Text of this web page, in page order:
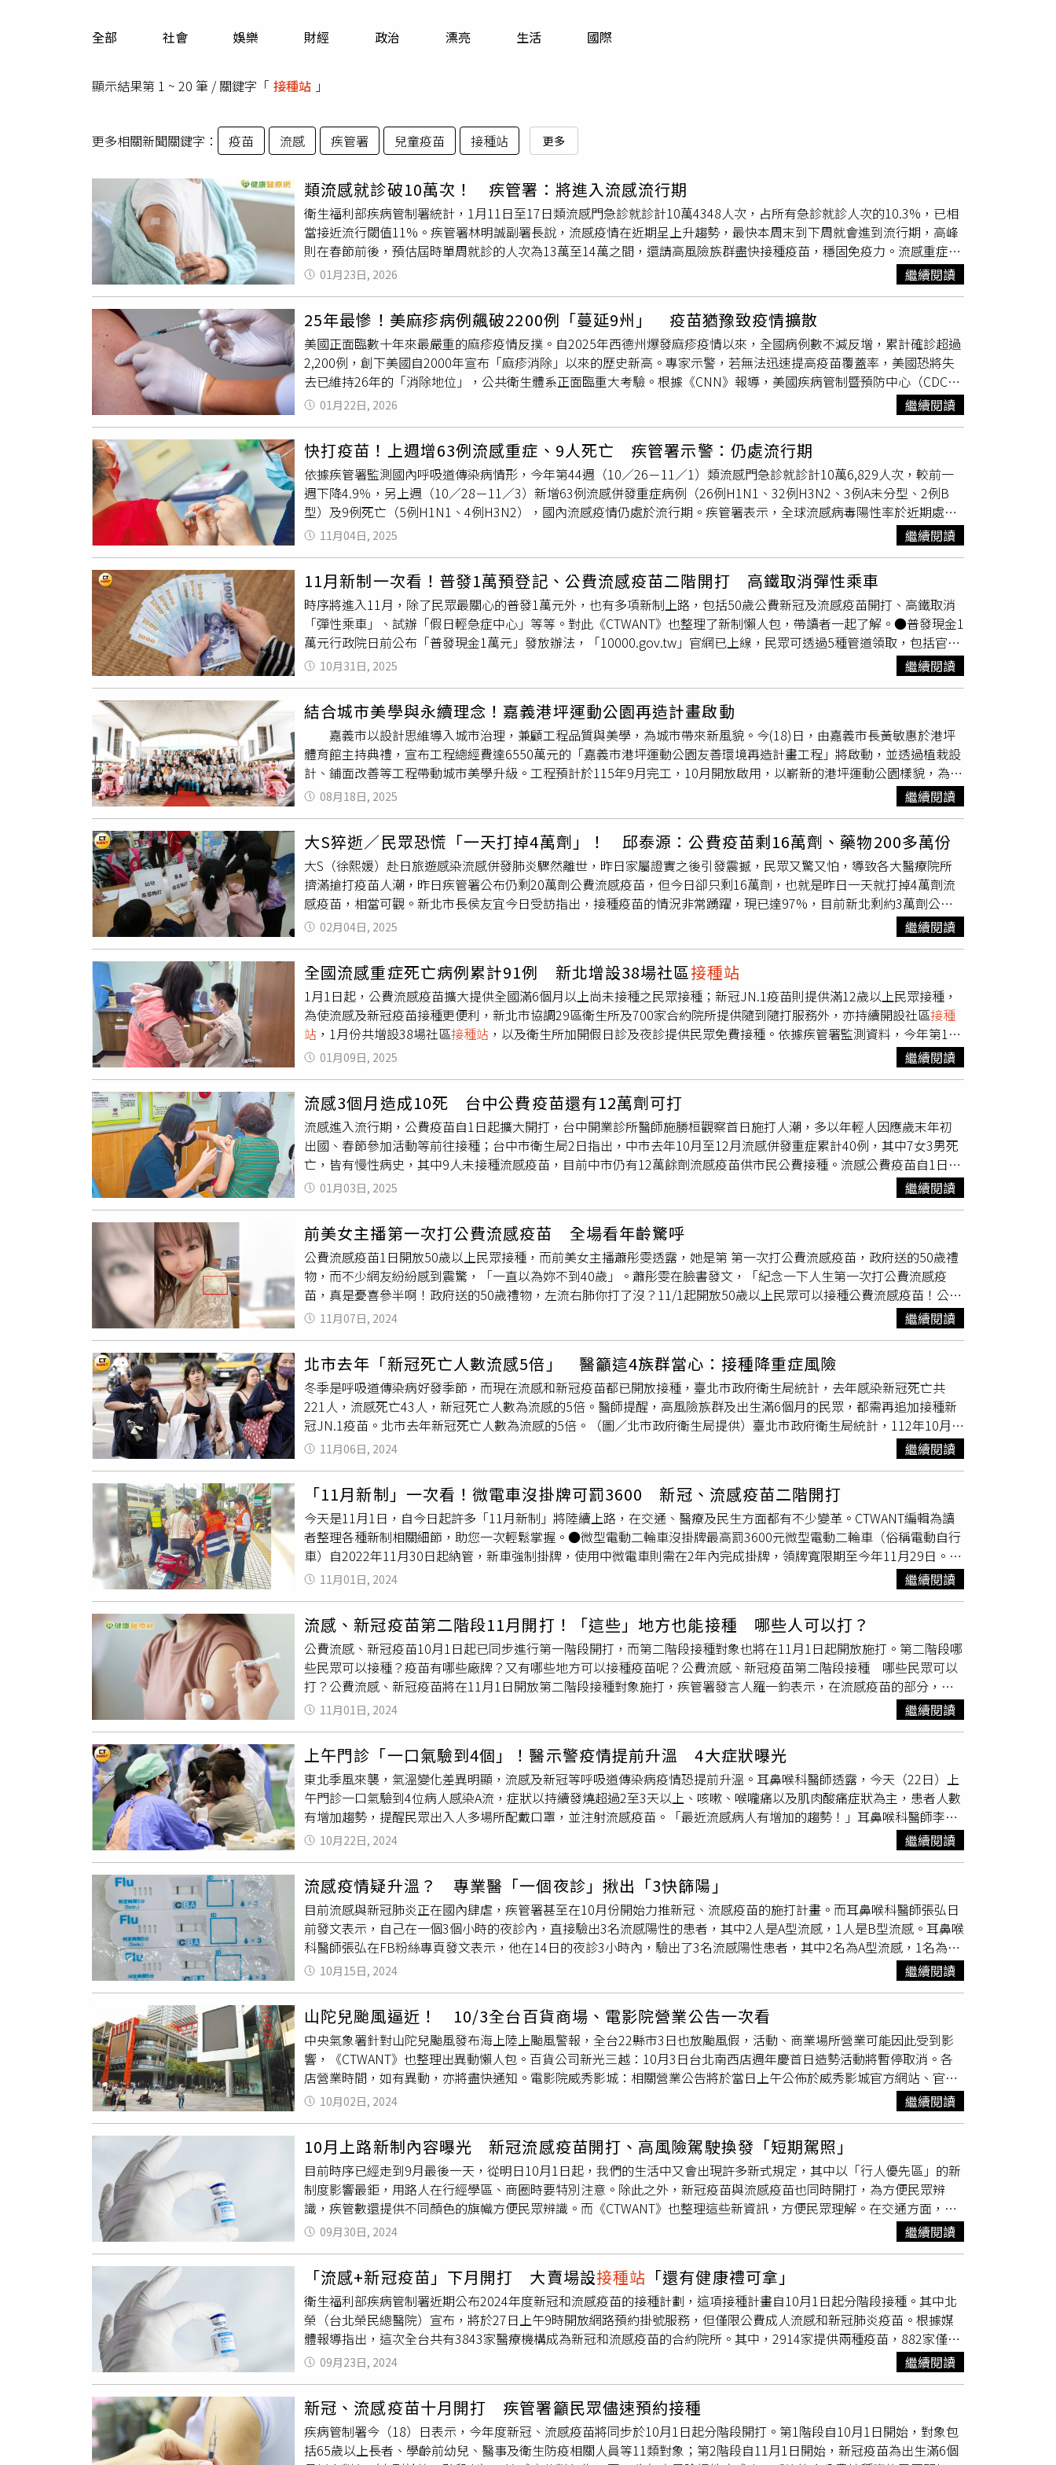
運勢
全部 社會 娛樂 財經 政治 漂亮 生活 國際
顯示結果第 1 ~ 20 筆 / 關鍵字「 接種站 」
更多相關新聞關鍵字： 疫苗 流感 疾管署 兒童疫苗 接種站 更多
類流感就診破10萬次！ 疾管署：將進入流感流行期
衛生福利部疾病管制署統計，1月11日至17日類流感門急診就診計10萬4348人次，占所有急診就診人次的10.3%，已相
當接近流行閾值11%。疾管署林明誠副署長說，流感疫情在近期呈上升趨勢，最快本周末到下周就會進到流行期，高峰
則在春節前後，預估屆時單周就診的人次為13萬至14萬之間，還請高風險族群盡快接種疫苗，穩固免疫力。流感重症1
周增17例 H3N2奪2命疾管署監測資料顯示，1月13日至19日新增17例流感併發重症病例，包含1例A型H1N1、15例A
型H3N2、1例B型，而2例流感併發重症死亡均為感染H3N2，林詠青防疫醫師表示，其中一名死亡個案為東部的60多歲
女性，她本身有慢性肝炎、內分泌和神經系統方面的慢性病，今年1月初出現虛弱無力、呼吸困難的症狀，3天後到醫院
急診就醫，確診A型流感併發肺炎及敗血症，收置加護病房後不見好轉，住院5天後因流感併發呼吸窘迫和肺炎重症過
世。林明誠副署長提醒，1月11日至17日類流感的門急診人次，相較1月4日至10日增加11.9%，急診類流感掛號人次的
占所有類別人次則升到10.3%，非常接近流行閾值11%，最快本周末到下周就會進到疫情流行期，高峰約在春節前後，
預估屆時單周就診的人次為13萬至14萬之間。疾管署疫情中心李佳琳副主任提到，本季流感季累計458例重症病例，其
中重症病例以65歲以上長者占63%，及具慢性病史者占83%為多，87%未接種本季流感疫苗，目前社區中流行的呼吸道
病原體以流感病毒為主，以A型H3N2為多，其次為B型及A型未分型。公費疫苗剩15萬劑 有意接種可打1999或衛生局
專線疾管署統計，截至1月19日，公費流感疫苗接種數約667.6萬人次，全國疫苗尚餘約15.2萬劑，林詠青防疫醫師指
出，近期尾牙聚會活動及臨近春節連假國內外旅遊頻繁，加上日夜溫差變化大，疾病傳播風險增加，而曾感染或接種過
非本季新冠疫苗的保護力，已不足抵抗目前變異株的感染，因此符合公費流感疫苗接種對象民眾，尤其是長者、幼兒跟
慢性病患者應盡速接種，加強對抗主流病毒株免疫力。不過，15.2萬劑疫苗經國內數千處疫苗接種站分配後，當疫苗覆
蓋率提升，各縣市疫苗使用率超過96%，
接種站就會減少，因此有意接種民眾，可先撥打1999專線或各縣市衛生局的防
疫專線，詢問疫苗
等資訊，確保權益。林明誠副署長也說，民眾平時應落實手部清潔、注意飲食衛生，出入人多
擁擠場所建議佩戴口罩、生病在家休息及遵守咳嗽禮節等衛生習慣，若出現呼吸困難、胸痛、意識改變等危險徵兆，應
盡速就醫，並配合醫師指示服藥，以降低併發重症風險。全球流感活動度仍高 以H3N2、H1N1為主疾管署監測資料顯
示，全球流感整體活動度高，鄰近國家和地區包括日本、韓國及香港近期呈下降或波動趨勢，但仍處相對高點，另西、
南、東南亞、歐、北非、中南美洲及加勒比海地區流感陽性率仍高且流感活動上升，全球主要流行型別為H3N2，中南
美洲為H3N2及H1N1共同流行，非洲以H1N1為主。【延伸閱讀】肺鏈病例創5年新高 公費疫苗即日起開打！1劑20價
助增保護力流感變異升溫！醫提醒高齡族群提前評估疫苗接種https://www.healthnews.com.tw/readnews.php?
id=67482
01月23日, 2026 繼續閱讀
25年最慘！美麻疹病例飆破2200例「蔓延9州」 疫苗猶豫致疫情擴散
美國正面臨數十年來最嚴重的麻疹疫情反撲。自2025年西德州爆發麻疹疫情以來，全國病例數不減反增，累計確診超過
2,200例，創下美國自2000年宣布「麻疹消除」以來的歷史新高。專家示警，若無法迅速提高疫苗覆蓋率，美國恐將失
去已維持26年的「消除地位」，公共衛生體系正面臨重大考驗。根據《CNN》報導，美國疾病管制暨預防中心（CDC）
指出，2026年開年僅兩週已新增171例麻疹病例，幾乎相當於過去在「消除狀態」下的一整年總數。疫情自德州擴散至
南卡羅來納州、猶他州、亞利桑那州邊境，並陸續於學校、機場、教堂與商業場所引發群聚傳播風險。南卡羅來納州衛
生部門表示，自2025年秋季疫情爆發以來，該州已累積646例確診，其中88例出現在2026年1月中旬，涵蓋小學、中學
與大學校園。美國CDC進一步指出，目前已有至少9州出現確診病例，疫情明顯擴散至多個地區。專家一致認為，疫苗接
種率不足是疫情惡化的根本原因。CDC數據顯示，2025年所有通報病例中，逾95%發生在未完成兩劑MMR（麻疹、腮腺
炎、德國麻疹混合）疫苗接種者身上。近年來，美國幼兒園學生的疫苗豁免申請創下歷史新高，導致MMR疫苗覆蓋率已
連續五年低於95%的防疫目標。費城兒童醫院疫苗教育中心主任奧菲特（Paul Offit）指出，疫苗的成功反而讓人遺忘了
麻疹的危險。他表示：「大眾對疾病的記憶已被抹去，才會導致疫苗猶豫日益普遍。」除了個人信仰與誤解導致的拒打
疫苗，美國公共衛生系統還面臨來自政府內部的挑戰。前CDC高層達斯卡拉基斯（Demetre Daskalakis）批評，美國公
共衛生系統早已「住進加護病房」。他指出，反疫苗言論透過社群網路快速擴散，形成資訊同溫層。衛生及公共服務部
部長小羅勃．甘迺迪（Robert F. Kennedy Jr.）近期推動減少兒童疫苗數量的新時程安排，儘管官方表示未更動MMR疫
苗建議，仍引發專家憂慮，恐再度削弱民眾信任。世界衛生組織（WHO）與泛美衛生組織（PAHO）預計於2026年4月
審查美國是否仍符合「麻疹消除」條件。根據標準，若一國出現持續12個月以上的社區傳播，即會喪失該地位。加拿大
已於2025年因疫情擴散而失去維持27年的「清零認證」，墨西哥疫情亦急遽升溫，正列入評估名單中。儘管南卡等地已
啟用行動 接種站，民眾反應依舊冷淡。專家憂心，隨著病例總數上升，重症與死亡風險勢必提高。瑞佛斯博士（Caitlin
Rivers）強調：「美國擁有所有可以遏止疫情的工具，但唯有當家庭重新認知疫苗的重要性，才有機會扭轉現況。」她
指出，若無法在短期內扭轉疫苗信心危機，麻疹將不再是「偶發疾病」，而可能成為美國中長期面對的常態傳染威脅。
美國麻疹疫苗接種率連續五年低於95%，多數病例為未接種者。 （圖／翻攝自X，@CTVNews）
01月22日, 2026 繼續閱讀
快打疫苗！上週增63例流感重症、9人死亡 疾管署示警：仍處流行期
依據疾管署監測國內呼吸道傳染病情形，今年第44週（10／26－11／1）類流感門急診就診計10萬6,829人次，較前一
週下降4.9％，另上週（10／28－11／3）新增63例流感併發重症病例（26例H1N1、32例H3N2、3例A未分型、2例B
型）及9例死亡（5例H1N1、4例H3N2），國內流感疫情仍處於流行期。疾管署表示，全球流感病毒陽性率於近期處低
點穩定，流行型別以A型為多，亞洲鄰近國疫情上升，主要流行型別為A（H3N2），其中日本、韓國、中國近期活動度
及陽性率皆上升趨勢，香港持續處高點；歐洲及北美洲地區亦呈上升趨勢，流行型別則為A（H1N1）及A（H3N2）。疾
管署說明，國內新冠疫情目前處低點波動，第44週新冠門急診就診計1,398人次，與前一週相當，主流變異株為
NB.1.8.1。全球近期新冠病毒陽性率呈上升趨勢，西太平洋、歐洲、及非洲區署陽性率增加；鄰近國家／地區中國、香
港、日本、韓國、泰國疫情下降或處低點，另英國疫情呈下降趨勢。目前流行變異株以XFG占比最高，其次為
NB.1.8.1，鄰近國家/地區如中國、香港、日本、韓國仍以NB.1.8.1占比為高。疾管署指出，今年度公費流感及新冠疫苗
已於11月1日起開放第二階段50至64歲無高風險慢性病成人接種，因應今年度接種情形踴躍，提醒符合第一階段公費資
格而尚未接種的65歲以上長者等11類對象，儘速前往合約院所完成接種，以儘早獲得免疫保護力，降低感染後發生重症
及死亡風險。另自今年11月12日起，再新增提供Novavax JN.1疫苗，屆時國內可供應莫德納 LP.8.1及Novavax JN.1兩
種不同製程的公費新冠疫苗，均安全有效，滿12歲以上且尚未接種的公費對象可擇一廠牌接種，而滿6個月以上至11歲
的公費對象依疫苗核准適應症，則可接種莫德納 LP.8.1疫苗，請符合公費資格之民眾儘速完成接種，以及早強化保護
力。疾管署統計，截至今年11月3日，公費流感疫苗接種數約477.8萬人次，國內新冠疫苗接種累計約106.1萬人次，均
約為去年同期的1.2倍。因疫苗接種約需2週的時間才能獲得足夠保護力，請民眾儘早前往合約院所接種，及早預防及減
少感染及相關併發症發生風險。今年約有4,400餘家接種合約院所，另全聯、大全聯及家樂福亦於指定門市及時段設置疫
苗 接種站。
11月04日, 2025 繼續閱讀
11月新制一次看！普發1萬預登記、公費流感疫苗二階開打 高鐵取消彈性乘車
時序將進入11月，除了民眾最關心的普發1萬元外，也有多項新制上路，包括50歲公費新冠及流感疫苗開打、高鐵取消
「彈性乘車」、試辦「假日輕急症中心」等等。對此《CTWANT》也整理了新制懶人包，帶讀者一起了解。●普發現金1
萬元行政院日前公布「普發現金1萬元」發放辦法，「10000.gov.tw」官網已上線，民眾可透過5種管道領取，包括官網
登記入帳、直接入帳、ATM直接領現、郵局櫃檯領取、偏遠地區造冊發放。官網11月5日起開放登記，最快11月12日入
帳；而符合特定身分的11類人，如已領勞保年金、國民年金或老農津貼者，不用做任何動作，11月12日就會把錢直接匯
入帳戶；造冊發放也是11月12日開始；ATM領現於11月17日開放；郵局臨櫃領現則在11月24日啟動。●50歲公費新
冠、流感疫苗開打第二階段公費流感及新冠疫苗將於11月1日開放接種，50至64歲無高風險慢性病成人等公費對象可前
往施打，全台各地之全聯、大全聯（共約120家門市）及家樂福（約32家門市）也將擇日設置疫苗接種站，方便民眾接
種疫苗，完成接種者有機會獲得門市準備的健康好禮。此外，疾管署表示，因流感疫情仍處流行期，公費流感抗病毒藥
劑擴大使用條件「有類流感症狀，且具特定身分之流感高傳播族群」的適用期間，由原本規劃的「10月1日至10月31日
止」延長至「11月15日止」。●高鐵取消「彈性乘車」過去高鐵可持票進站提早搭乘較早班次的自由座，卻造成座位浪
費，影響其他人乘車品質為維護整體搭乘秩序與品質，因此高鐵在11月10日起將取消「提前乘車彈性機制」，持對號座
車票的旅客不得再以人工方式改搭較早車次，若有需要提前進站的對號座旅客，須依規定「先行完成換票」。●「假日
輕急症中心」上路為緩解大型醫院急診壅塞，衛福部借鏡日本開設「假日輕急症中心」（Urgent Care Center），專門
處理輕症病人，目前6都共有13個地點，包括台北3家、新北2家、桃園4家、台中2家、台南和高雄各1家，將於11月2日
試行上路，試辦到明年底。●試管嬰兒補助再加碼衛福部國健署公布「不孕症試管嬰兒補助3.0」方案，11月1日起正式
生效，希望能減緩不孕夫妻的經濟負擔。若受補助者未滿39歲，各胎第1次最高補助15萬元，各胎第2、3次最高10萬
元，且最多植入1個胚胎；39歲至未滿45歲，首次高補助13萬元，第2、3次各8萬元，最多可植入2個胚胎。●地價稅開
徵地價稅於11月1日開徵，全國預估開徵戶數約924萬戶、稅額約986億元。地價稅原訂繳納期限至11月30日，因期限末
日適逢假日，依法順延至12月1日止。財政部賦稅署提醒納稅人務必按時繳納，每逾期3天將加徵1%滯納金，最重可達
10%，還可能遭強制執行或查封財產。
10月31日, 2025 繼續閱讀
結合城市美學與永續理念！嘉義港坪運動公園再造計畫啟動
嘉義市以設計思維導入城市治理，兼顧工程品質與美學，為城市帶來新風貌。今(18)日，由嘉義市長黃敏惠於港坪
體育館主持典禮，宣布工程總經費達6550萬元的「嘉義市港坪運動公園友善環境再造計畫工程」將啟動，並透過植栽設
計、鋪面改善等工程帶動城市美學升級。工程預計於115年9月完工，10月開放啟用，以嶄新的港坪運動公園樣貌，為嘉
義市西區大發展注入綠意與動能。 黃敏惠市長表示，港坪運動公園是深愛許多市民喜愛的運動空間，港坪體育館更
開設的重要
空間，承載許多市民回憶。為了讓這座兼負休憩、運動賽事舉辦等複合型功能的公園及運動場館能與時俱進，為市民帶
來更優質、友善的空間，市府團隊積極規劃場館與公園的改善。（圖片提供／嘉義市政府）黃敏惠市長說明，很高興市
府團隊在籌備在港坪公園規畫景觀改善之際，得知經濟部的城市美學計畫正向全國徵件，在市府團隊積極規劃爭取，送
取2案全數獲選，成為全國12案中的重要2案工程，與匯聚台灣頂尖設計人才的台灣設計研究院合作，為港坪公園帶來新
風貌。未來，工程總經費達6550萬的嘉義市港坪運動公園友善環境再造計畫將以分期施工方式，逐步打造永續、富有生
命力美感的運動公園。2021台灣設計展在嘉義市舉辦，設計展結束後，將設計思維導入城市治理的影響力仍蓬勃發展，
成為創新動力。「港坪運動公園友善環境再造計畫工程」讓城市美學融入教育、扎根於生活，相信會為城市帶來更美好
的改變。（圖片提供／嘉義市政府）台灣設計研究院院長張基義今日出席典禮並分享，城市美學計畫緣起，與2021年嘉
義市舉辦台灣設計展有密切關係，當年嘉義市成功策展，讓經濟部看見中央與地方除了合作辦展外，可以有更深刻的合
作。城市美學計畫不只是一般的專案工程，更是結合美學、景觀、建築及燈光、品牌等跨領域的整合工程。嘉義市從舉
辦設計展以來，未曾停止創新腳步，相信港坪公園會是歷史新頁，將帶動嘉義市的城市美學更加提升。市府教育處長郭
添財處長提到，原先工程規劃是將港坪體育館周圍地坪進行更新，工程經費約850萬元，時至112年10月份，黃敏惠市長
指示景觀、地坪、照明及美學意象，應進行整體規劃，以打造專屬嘉義市的運動美學地標，後續至113年5月由台灣設計
研究院、蔡嘉豪建築師事務所等團隊加入及協助，擘劃此次工程的願景與目標，並於114年2月份完成審查，並於114年6
月完成工程發包，8月11日申報開工，後續將指示體育場戮力推進，如實如質如度的完工。 嘉義市立體育場張家羽
場長指出，本次工程以融入城市美學的理念，打造嘉義市永續運動地標為目標。透過植栽設計、鋪面改善、及步行空間
的建置，以及品牌指標CIS設計、照明設施的優化，將運動休閒環境再升級，包含打造木都美感的綠林大道、綠意盎然的
市民廣場、森林意象的活力廊道以及運動休閒的綠蔭廊道，結合運動休閒、低碳永續、人文氣息，以實踐運動永續的政
策目標。（圖片提供／嘉義市政府）今日典禮，由黃敏惠市長所帶領的市府團隊、嘉義市議會議長陳姿妏及多位議員、
里長等民意代表，以及設研院長張基義、建築師蔡嘉豪及工程團隊藤淦營造等人共同按下宣誓工程啟動的按鈕，共同見
證歷史新頁，為工程送上祝福。
08月18日, 2025 繼續閱讀
大S猝逝／民眾恐慌「一天打掉4萬劑」！ 邱泰源：公費疫苗剩16萬劑、藥物200多萬份
大S（徐熙媛）赴日旅遊感染流感併發肺炎驟然離世，昨日家屬證實之後引發震撼，民眾又驚又怕，導致各大醫療院所
擠滿搶打疫苗人潮，昨日疾管署公布仍剩20萬劑公費流感疫苗，但今日卻只剩16萬劑，也就是昨日一天就打掉4萬劑流
感疫苗，相當可觀。新北市長侯友宜今日受訪指出，接種疫苗的情況非常踴躍，現已達97%，目前新北剩約3萬劑公費
流感疫苗，新北市衛生局表示，預計9日下午在新莊宏匯廣場開設流感、新冠疫苗
。衛福部長邱泰源今天出席記
者會時也被詢問流感疫苗存量，他表示目前公費流感疫苗仍有約16萬劑，盼讓年長等高危險群優先接種，抗流感藥物備
有200多萬份，相當充足。若民眾有需要，衛福部疾病管制署已在網站公布哪裡有公費疫苗。（衛生福利部疾病管制署 -
流感防治一網通）邱泰源強調，抗流感藥物備有200多萬份，防疫一定要公私協力，過去COVID-19（2019冠狀病毒疾
病）抗疫也是這樣才成功，政府會努力，所有醫療院所跟藥物準備妥當充足，相信可以度過難關，請民眾安心。預計疫
情下周或下下周，將逐漸平穩。邱泰源不忘提醒醫療院所要提高警覺，尤其對於回國民眾或身旁有得過流感的民眾，應
多注意自己身體症狀，若有身體不適，特別是高燒持續兩、三天，或是呼吸不順等，所有醫療院所都可以診治。關心食
安、健康的朋友們別錯過~！LINE社群搜尋：健康一把抓加入我們，立刻掌握全家大小的健康與秒懂食安地雷，還有獨
02月04日, 2025 繼續閱讀
全國流感重症死亡病例累計91例 新北增設38場社區接種站
1月1日起，公費流感疫苗擴大提供全國滿6個月以上尚未接種之民眾接種；新冠JN.1疫苗則提供滿12歲以上民眾接種，
為使流感及新冠疫苗接種更便利，新北市協調29區衛生所及700家合約院所提供隨到隨打服務外，亦持續開設社區接種
站 ，1月份共增設38場社區接種站 ，以及衛生所加開假日診及夜診提供民眾免費接種。依據疾管署監測資料，今年第1周
類流感門急診就診約12萬7000人次，疫情呈上升趨勢，處流感流行期。全國去年10月起至今年1月6日，累計412例流感
併發重症病例，年齡層以65歲以上長者為多，死亡病例累計91例，死亡數為近十個流感季同期最高。新冠併發重症本土
病例累計436例，其中95例死亡，流感及新冠死亡病例中未接種過流感疫苗以及新冠疫苗高達9成。研究顯示接種疫苗是
預防疾病最有效的方法，接種後約2週後開始產生保護力，呼籲符合公費流感疫苗及新冠疫苗資格民眾儘速前往接種。
衛生局提醒，歲末年初大型活動多以及春節連續假期、探親旅遊等活動頻繁，呼吸道病毒感染風險增加，呼籲民眾應儘
速完成流感及新冠疫苗接種，並落實個人防疫措施、勤洗手，有症狀自主佩戴口罩，並在家休息，減少病毒傳播機會，
保護家人及朋友。
01月09日, 2025 繼續閱讀
流感3個月造成10死 台中公費疫苗還有12萬劑可打
流感進入流行期，公費疫苗自1日起擴大開打，台中開業診所醫師施勝桓觀察首日施打人潮，多以年輕人因應歲末年初
出國、春節參加活動等前往接種；台中市衛生局2日指出，中市去年10月至12月流感併發重症累計40例，其中7女3男死
亡，皆有慢性病史，其中9人未接種流感疫苗，目前中市仍有12萬餘劑流感疫苗供市民公費接種。流感公費疫苗自1日起
擴大開打，施勝桓2日表示，首日診所接種人數將近50人，幾乎都是年輕人，推測長者多已接種完成，此次接種的年輕
人因準備出國、春節活動多怕被傳染等因素居多，還有人因常感冒而接種疫苗預防等。他並提醒，近期門診流感就診數
增加，以高燒、痠痛、極度倦怠等3大症狀最多，若民眾出現疑似症狀請盡速就醫。適逢春節前各項聚會活動陸續舉
行，且為呼吸道傳染病流行季節，台中市衛生局指出，去年10月起至12月30日止，全國流感併發重症累計369例，其中
85例死亡，而中市流感併發重症累計40例，其中10例（7女3男）死亡，死亡個案年齡介於40多歲至90多歲，皆有慢性
病史，其中9位未接種流感疫苗，出現呼吸喘、肌肉痠痛等症狀就醫。衛生局指出，中市流感疫苗剩餘約12萬餘劑，提
供年滿6個月以上市民公費接種。台中市各區衛生所即日起陸續在4、5、11、12和18日提供假日、夜間門診接種服務，
詳情可至網站查詢；另「最美
則在1月26日前，每周六下午1時至5時、周日上午8時至
01月03日, 2025 繼續閱讀
前美女主播第一次打公費流感疫苗 全場看年齡驚呼
公費流感疫苗1日開放50歲以上民眾接種，而前美女主播蕭彤雯透露，她是第 第一次打公費流感疫苗，政府送的50歲禮
物，而不少網友紛紛感到震驚，「一直以為妳不到40歲」。蕭彤雯在臉書發文，「紀念一下人生第一次打公費流感疫
苗，真是憂喜參半啊！政府送的50歲禮物，左流右肺你打了沒？11/1起開放50歲以上民眾可以接種公費流感疫苗！公費
新冠疫苗則開放全民（年滿6個月以上）接種喔。」此文一出，不少人紛紛留言「哎呀這麼快就輪到50歲的長者，蕭彤
雯真的不像符合資格啦」、「一直以為妳不到40歲」、「我打完流感隔天就生病了，連續兩年都這樣，不知道有沒有相
關性」、「還是跟在華視播氣象一個樣啊」、「這算是福利」。疾管署1日表示，公費流感及JN.1新冠疫苗第二階段開
打。本階段開放接種對象包括：流感疫苗為50至64歲無高風險慢性病成人及JN.1新冠疫苗為出生滿6個月以上之民眾
（未列於第一階段者）。今（113）年度流感及JN.1新冠疫苗同步分階段施打，為提高疫苗接種率，疾管署再度與全聯
福利中心及各縣市衛生局攜手合作，於全聯及大潤發指定門市設置接種站，方便民眾就近施打疫苗。
11月07日, 2024 繼續閱讀
北市去年「新冠死亡人數流感5倍」 醫籲這4族群當心：接種降重症風險
冬季是呼吸道傳染病好發季節，而現在流感和新冠疫苗都已開放接種，臺北市政府衛生局統計，去年感染新冠死亡共
221人，流感死亡43人，新冠死亡人數為流感的5倍。醫師提醒，高風險族群及出生滿6個月的民眾，都需再追加接種新
冠JN.1疫苗。北市去年新冠死亡人數為流感的5倍。（圖／北市政府衛生局提供）臺北市政府衛生局統計，112年10月至
113年9月，北市感染新冠死亡共221人，流感死亡43人，新冠死亡人數為流感的5倍。113年10月1至31日北市已新增2
例新冠併發重症死亡病例，2例皆為90歲以上長者，具有心血管及腦血管慢性病史，且均未接種新冠JN.1疫苗。台灣感
染症醫學會張峰義理事長呼籲，65歲以上長者及患有心血管疾病、糖尿病、腎臟病等慢性共病患者，如感染新冠或流感
病毒，均會加重原本疾病之嚴重度，研究顯示接種新冠及流感疫苗均可降低心血管疾病患者重症風險。因此高風險族群
及出生滿6個月的民眾，都需再追加接種新冠JN.1疫苗。北市衛生局說明，感染新冠與流感症狀相似，這兩類疾病較容
易出現全身性症狀，對於青壯年仍有可能影響上班、上課，有肥胖及慢性病患者也有可能引起重症及死亡的風險。雖然
多數民眾已接種4至6劑新冠疫苗，但因新冠病毒持續變異，過去接種新冠疫苗對其變異株已不具保護力。自11月1日
起，出生滿6個月以上民眾，可接種新冠JN.1疫苗，50歲以上可接種流感疫苗。符合公費接種資格者，建議「左流右
新」同時接種雙疫苗以提升保護力。北市衛生局表示，今年10月1日至11月4日，北市已接種流感疫苗44萬劑，佔採購流
感疫苗使用率6成，新冠疫苗接種5.1萬劑。為提供可近性服務，北市11月起再設置免費疫苗接種站，包含北市捷運站50
場、社區290場提供公費新冠及流感疫苗接種，亦可洽北市379家合約醫療院所接種。
11月06日, 2024 繼續閱讀
「11月新制」一次看！微電車沒掛牌可罰3600 新冠、流感疫苗二階開打
今天是11月1日，自今日起許多「11月新制」將陸續上路，在交通、醫療及民生方面都有不少變革。CTWANT編輯為讀
者整理各種新制相關細節，助您一次輕鬆掌握。●微型電動二輪車沒掛牌最高罰3600元微型電動二輪車（俗稱電動自行
車）自2022年11月30日起納管，新車強制掛牌，使用中微電車則需在2年內完成掛牌，領牌寬限期至今年11月29日。11
月30日起，若未依規定領牌並投保強制險上路者，將依《道路交通管理處罰條例》第77-1條，處1200至3600元罰鍰，
並移置保管車輛。●17條國道客運路線最多漲30元國道客運票價陸續調漲，據交通部公路局統計，11月起全台將有17條
國道客運路線調漲，漲幅為1至30元不等。●高鐵周末短期增班因應年底大型活動多，旅運需求旺盛，台灣高鐵宣布自
11月1日起至12月29日之周末，將實施「短期增班」，每周末增開27至33班次，總計9個周末共增開273班次列車。●新
冠、流感疫苗第二階段開打，全聯、大潤發2門市可接種公費流感及新冠疫苗今（1日）起開放第二階段接種，公費流感
疫苗開放至50歲以上民眾，公費新冠疫苗開放全民（滿6個月以上）接種。同時全台全聯74門市及大潤發2門市（台北內
湖、高雄鳳山）將加入「左流右新」接種站設置，並提供前100名接種民眾健康禮品，鼓勵民眾踴躍接種。（圖／疾管
署提供）（圖／疾管署提供）●40年老藥「百憂解」退出台灣40年老牌抗憂鬱症藥物「百憂解」供應商藥廠禮來公司日
前聲明，即將退出台灣，於11月1日起停止供貨，最快今日停止健保申報。藥廠日前還發聲明表示，基於公司策略調
整，將於今年底全球停止生產百憂解。食藥署表示，國內已於今年9月起停止供應該款藥物，不過目前國內還有其他5款
同成份、同含量的藥物可替代。●台北車站紅線大廳改造，1日起封閉B3層部分穿堂台北捷運公司投入1.5億元改造淡水
信義線台北車站B3層大廳，今日起進行第一階段改造工程，封閉淡水信義線往板南線B3層穿堂部分區域及該處閘門，保
留另一側通道通行，旅客可從台鐵、高鐵交界處閘門或旅客詢問處旁閘門進出車站。●高雄市捷運、輕軌1日起取消電
子票證85折優惠高雄捷運公司說明，現行「電子票證85折優惠」是高捷2008年營運初期，為配合政府推廣電子票證政策
所實施的行銷措施，已超過16年未調。現階段電子票證及多元支付使用率已達96％，考量高捷經營成本逐年攀升，決定
自11月1日起取消電子票證優惠，恢復原價收費。
11月01日, 2024 繼續閱讀
流感、新冠疫苗第二階段11月開打！「這些」地方也能接種 哪些人可以打？
公費流感、新冠疫苗10月1日起已同步進行第一階段開打，而第二階段接種對象也將在11月1日起開放施打。第二階段哪
些民眾可以接種？疫苗有哪些廠牌？又有哪些地方可以接種疫苗呢？公費流感、新冠疫苗第二階段接種 哪些民眾可以
打？公費流感、新冠疫苗將在11月1日開放第二階段接種對象施打，疾管署發言人羅一鈞表示，在流感疫苗的部分，第
二階段將會下修到50歲以上的民眾都可以接種，而新冠疫苗的部分，民眾只要是年滿6個月以上都可以接種。另外在11
月1日以前，陪同第一階段對象接種疫苗的民眾如果是第二階段對象，也可以同時接種新冠疫苗，及早獲得保護力，降
低感染COVID-19後發生重症和死亡風險。根據疾管署統計，截至10月21日止，公費流感疫苗接種數已有約266.3萬人
次，公費新冠疫苗則已累計接種數58.2萬人次。羅一鈞發言人認為，11月1日第二階段開打後，將會再有一波明顯的打
氣出現。公費新冠、流感疫苗有哪些廠牌？ 適用對象為何？今年公費新冠疫苗病毒株為JN.1，接種廠牌為莫德納，至
於公費流感疫苗則有5家廠牌，包含：國光流感疫苗：提供滿3歲以上使用。賽諾菲流感疫苗：提供滿6個月以上使用。
GSK流感疫苗：提供滿6個月以上使用。東洋流感疫苗：提供滿6個月以上使用。高端流感疫苗：提供滿3歲以上使用。
哪些地方可以接種？ 除醫療院所「這些」地方也可打欲接種流感、新冠疫苗的民眾，可以先透過各地方政府衛生局網
頁、疾管署流感防治一網通（https://antiflu.cdc.gov.tw/）、疾管家或1922防疫諮詢專線，查詢鄰近合約院所，再打電
話到院所詢問預約，以確保可施打到疫苗，也能節省排隊等候的時間。除了醫療院所以外，羅一鈞發言人表示，11月1
日開始，全聯74家門市及大潤發2家門市也會設置接種站加入接種行列，在接種時也會提供小禮物，像是礦泉水或ˋ水果
等，鼓勵民眾接種疫苗。
11月01日, 2024 繼續閱讀
上午門診「一口氣驗到4個」！醫示警疫情提前升溫 4大症狀曝光
東北季風來襲，氣溫變化差異明顯，流感及新冠等呼吸道傳染病疫情恐提前升溫。耳鼻喉科醫師透露，今天（22日）上
午門診一口氣驗到4位病人感染A流，症狀以持續發燒超過2至3天以上、咳嗽、喉嚨痛以及肌肉酸痛症狀為主，患者人數
有增加趨勢，提醒民眾出入人多場所配戴口罩，並注射流感疫苗。「最近流感病人有增加的趨勢！」耳鼻喉科醫師李典
憲表示，今天早上門診一下就驗到4位A流病人，昨天晚上門診也驗到3個，「這些病人的症狀以持續發燒（超過2－3天
以上）、咳嗽、喉嚨痛以及肌肉酸痛症狀為主。有幾位流感病人在一開始有症狀時有先去看醫生，但吃了症狀藥還是反
覆發燒而再次就診，結果快篩一驗就是流感。」醫師提到，其中幾位流感病人是未滿5歲的小朋友，他隨即開立公費抗
病毒藥給予治療，「天氣轉涼，開始進入流感的季節，除了早晚注意保暖、出入人多場所配戴口罩，更重要的，還是建
議大家無論公費還是自費流感疫苗趕快打起來，增加自我保護力、降低感染風險」。另外，疾管署指出，113年度公費
流感及新冠疫苗已於10月1日起分階段開打，11月1日將開放第二階段接種對象施打，今年度將持續與全聯福利中心及各
縣市衛生局合作，於全聯及大潤發指定門市設置接種站，方便民眾就近施打疫苗，民眾可依設站門市公告之接種時間前
往施打。
10月22日, 2024 繼續閱讀
流感疫情疑升溫？ 專業醫「一個夜診」揪出「3快篩陽」
目前流感與新冠肺炎正在國內肆虐，疾管署甚至在10月份開始力推新冠、流感疫苗的施打計畫。而耳鼻喉科醫師張弘日
前發文表示，自己在一個3個小時的夜診內，直接驗出3名流感陽性的患者，其中2人是A型流感，1人是B型流感。耳鼻喉
科醫師張弘在FB粉絲專頁發文表示，他在14日的夜診3小時內，驗出了3名流感陽性患者，其中2名為A型流感，1名為B
型流感。這些患者的症狀包括高燒、全身酸痛、倦怠以及咳嗽，比一般感冒的症狀更加嚴重，張弘醫師也在第一時間給
予克流感藥物進行治療。張弘醫師解釋，上週的流感病例數量相對較少，平均一天只驗出一到兩位流感陽性，但14日的
並勤洗手，若出現高燒、酸痛等流感症狀，應立即戴口罩就醫，避免疫情進一步擴散。據了解，疾管署在10月份大力推
行新冠、流感的疫苗接種，新冠JN.1疫苗和流感疫苗從1日起分階段開打。疾管署為3,843家合約院所提供不同顏色的旗
幟，以便民眾識別：藍色旗幟代表同時提供兩種疫苗，紫色僅提供流感疫苗，綠色則僅提供新冠疫苗。為方便民眾接
種，11月起全聯和大潤發等賣場也將設立接種站。
10月15日, 2024 繼續閱讀
山陀兒颱風逼近！ 10/3全台百貨商場、電影院營業公告一次看
中央氣象署針對山陀兒颱風發布海上陸上颱風警報，全台22縣市3日也放颱風假，活動、商業場所營業可能因此受到影
響，《CTWANT》也整理出異動懶人包。百貨公司新光三越：10月3日台北南西店週年慶首日造勢活動將暫停取消。各
店營業時間，如有異動，亦將盡快通知。電影院威秀影城：相關營業公告將於當日上午公佈於威秀影城官方網站、官方
粉絲團。10月1日花蓮縣、台南市、高雄市威秀影城場次預防性關閉10月2日全台威秀影城場次預防性關閉10月3日全台
威秀影城場次預防性關閉國賓影城：預防性關閉10月1日、10月2日南部(台南/高雄/屏東)及10月2日雙北、桃園據點之網
路訂票服務。超商、超市全聯：全台門市依風雨狀況評估營業時間，小時達配合停班暫停外送。美廉社：全台門市正常
營業，將視風雨情況調整。活動北部國慶大會空中半兵力操演：原訂10月2日、3日舉行的操演取消，最新消息將再公
布。南部高雄社區流感及新冠疫苗接種站全數取消10月2日-10月4日替代役備役演訓召集因颱風延期辦理勞工博物館休
館市立圖書館、各分館活動暫停及延後高雄市立美術館休館中華職棒例行賽：10月1日於台南棒球場舉行的統一獅與味
全龍補賽再度延期，延後日期將公告於中職聯盟官網。東部2024鐵花燈之祭：台東縣政府交通及觀光發展處公告，因應
山陀兒颱風影響，各燈區即刻起暫停開燈，預計於10月4日恢復亮燈。2024藍海生活節：台東縣政府交觀處宣布，9月
29日到10月3日的湖面音樂會及水舞展演活動取消，10月4日活動恢復。台東縣政府文化處：原訂10月2日進行的「初階
SEO課程」預防性延期，延後日期確定後將再次公告。中部麗寶樂園渡假區：水陸雙園（探索世界、馬拉灣）、天空之
夢摩天輪、麗寶國際賽車場、密室逃脫，進行預防性休園，10月2日暫停營運一日。麗寶福容大飯店、麗寶賽車主題旅
店 正常營運。台灣觀光成果風華展：日月潭國家風景區管理處宣布展延至10月5日正式開展。遊樂區、遊樂園北部大武
崙沙灘、潮境保育區：9月29日12點起封閉。基隆嶼：9月30日預警性封島。東眼山、拉拉山國家森林遊樂區：10月1日
起角板山行館園區、小烏來天空步道、天空繩橋以及拉拉山巴陵古道生態園區、巴陵1號與2號隧道等景點將預警性休園
至颱風警報解除。中部合歡山、奧萬大國家森林遊樂區：9月30日至10月2日預警性休園，視山陀兒颱風過後影響程度，
適時開園。南部墾管處：9月29日8點30分起全面禁止民眾進入生態保護區及其他管制區。阿里山國家林遊樂區：9月30
日上午8點起預警性休園。玉山國家公園、雪霸國家公園：9月29日上午8點30分起全面禁止入園，原核發入園許可證失
效，視災害復原情形恢復入園。壽山動物園、崗山之眼、金獅湖蝴蝶園、旗津海水浴場及旗津貝殼館休園（館）一天藤
枝森林遊樂區暫停開放烏山頂泥火山自然保留區10月1日起暫時休園林國家風景區預警性封閉東部花蓮太魯閣晶英酒
店：原訂10月1日重新開幕，延期至10月13日，飯店將主動聯繫預定旅客後續安排。太平山遊樂區：9月29日下午3點起
10月02日, 2024 繼續閱讀
10月上路新制內容曝光 新冠流感疫苗開打、高風險駕駛換發「短期駕照」
目前時序已經走到9月最後一天，從明日10月1日起，我們的生活中又會出現許多新式規定，其中以「行人優先區」的新
制度影響最鉅，用路人在行經學區、商圈時要特別注意。除此之外，新冠疫苗與流感疫苗也同時開打，為方便民眾辨
識，疾管數還提供不同顏色的旗幟方便民眾辨識。而《CTWANT》也整理這些新資訊，方便民眾理解。在交通方面，
「行人優先區」新制將正式上路。交通部修訂「道路交通安全規則」，在學區、商圈等特定路段設置行人優先區。在這
些區域內，車速不得超過20公里，一般超速最高可罰2400元，嚴重超速最高可罰36000元。特別注意的是，行人可在道
路全寬通行，不需靠路邊行走，而汽機車若按喇叭驅趕行人，將面臨300到600元罰款。交通部強調，這些優先區不會設
在主幹道上，而是由地方政府或公路局規劃。另一項與交通有關的新制是高風險駕駛的管理，自10月31日起，高風險駕
駛將依違規嚴重程度被強制換發1至6年的短期駕照。公路局警告，未依規定申請換發導致駕照逾期的駕駛，將被處以
1800元至3600元罰鍰，並禁止其駕駛。在醫療方面，新冠JN.1疫苗和流感疫苗將從10月1日起分階段開打。疾管署為
3,843家合約院所提供不同顏色的旗幟，以便民眾識別：藍色旗幟代表同時提供兩種疫苗，紫色僅提供流感疫苗，綠色則
僅提供新冠疫苗。為方便民眾接種，11月起全聯和大潤發等賣場也將設立
。在肺癌治療方面的第3代標靶藥「泰
格莎」（Tagrisso），也將擴大給付範圍，新增3B期患者的第1線治療，預計惠及4000人，但也將使健保年支出增加80
億元，創下單一藥品年支出最高紀錄。除此之外，延緩學童近視的阿托品散瞳劑給付對象也有所放寬，從原本的12歲以
下兒童擴大到18歲以下青少年，每4週可處方1瓶。預計新增6000至8000名青少年受惠，健保年支出將增加160萬至210
萬元。此外，為降低愛滋病毒母子垂直感染風險，自10月1日起，人工流產者也將納入公費愛滋篩檢服務對象。在觀光
振興方面，交通部觀光署推出「振興花蓮3.0版」計劃。針對花蓮大型活動期間，自由行旅客住宿第一晚補助1000元，
09月30日, 2024 繼續閱讀
「流感+新冠疫苗」下月開打 大賣場設接種站 「還有健康禮可拿」
衛生福利部疾病管制署近期公布2024年度新冠和流感疫苗的接種計劃，這項接種計畫自10月1日起分階段接種。其中北
榮（台北榮民總醫院）宣布，將於27日上午9時開放網路預約掛號服務，但僅限公費成人流感和新冠肺炎疫苗。根據媒
體報導指出，這次全台共有3843家醫療機構成為新冠和流感疫苗的合約院所。其中，2914家提供兩種疫苗，882家僅提
供流感疫苗，47家僅提供新冠疫苗。而為了方便民眾識別，疾管署製作4款不同顏色的布條，分別是藍色（兩種疫苗都
有）、紫色（只有流感疫苗）、綠色（只有新冠疫苗）來方便民眾辨識，而橘色的布條則用於宣導疫苗接種開始。對於
要同時接種兩種疫苗一事，疾管署推出「左流右新，健康安心」的口號，建議民眾左手接種流感疫苗，右手接種新冠疫
苗，一次完成兩種疫苗的接種。不僅方便記憶，也能讓民眾獲得雙重保護。針對同時接種兩種疫苗的安全性，疾管署引
用以色列一項研究結果，該研究分析2022至2023年醫療人員接種情況，發現同時接種兩種疫苗與只接種新冠疫苗相比，
身體反應其實很相似。其中約52.1%的同時接種者和49.4%的單獨接種新冠疫苗者出現注射部位局部症狀，而27.4%的
09月23日, 2024 繼續閱讀
新冠、流感疫苗十月開打 疾管署籲民眾儘速預約接種
疾病管制署今（18）日表示，今年度新冠、流感疫苗將同步於10月1日起分階段開打。第1階段自10月1日開始，對象包
括65歲以上長者、學齡前幼兒、醫事及衛生防疫相關人員等11類對象；第2階段自11月1日開始，新冠疫苗為出生滿6個